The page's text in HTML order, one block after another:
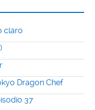
claro
Dragon Chef
37